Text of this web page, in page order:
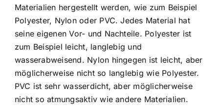
Materialien hergestellt werden, wie zum Beispiel
Polyester, Nylon oder PVC. Jedes Material hat
seine eigenen Vor- und Nachteile. Polyester ist
zum Beispiel leicht, langlebig und
wasserabweisend. Nylon hingegen ist leicht, aber
möglicherweise nicht so langlebig wie Polyester.
PVC ist sehr wasserdicht, aber möglicherweise
nicht so atmungsaktiv wie andere Materialien.